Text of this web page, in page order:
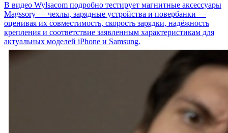
В видео Wylsacom подробно тестирует магнитные аксессуары
Magssory — чехлы, зарядные устройства и повербанки —
оценивая их совместимость, скорость зарядки, надёжность
крепления и соответствие заявленным характеристикам для
актуальных моделей iPhone и Samsung.